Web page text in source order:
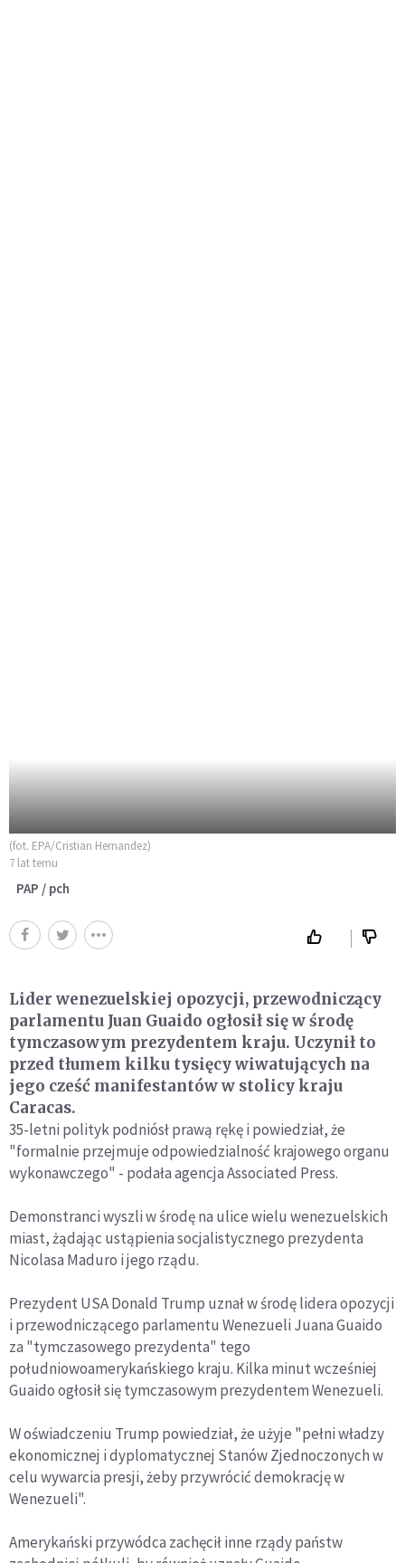
(fot. EPA/Cristian Hernandez)
7 lat temu
PAP / pch
Lider wenezuelskiej opozycji, przewodniczący
parlamentu Juan Guaido ogłosił się w środę
tymczasowym prezydentem kraju. Uczynił to
przed tłumem kilku tysięcy wiwatujących na
jego cześć manifestantów w stolicy kraju
Caracas.
35-letni polityk podniósł prawą rękę i powiedział, że
"formalnie przejmuje odpowiedzialność krajowego organu
wykonawczego" - podała agencja Associated Press.
Demonstranci wyszli w środę na ulice wielu wenezuelskich
miast, żądając ustąpienia socjalistycznego prezydenta
Nicolasa Maduro i jego rządu.
Prezydent USA Donald Trump uznał w środę lidera opozycji
i przewodniczącego parlamentu Wenezueli Juana Guaido
za "tymczasowego prezydenta" tego
południowoamerykańskiego kraju. Kilka minut wcześniej
Guaido ogłosił się tymczasowym prezydentem Wenezueli.
W oświadczeniu Trump powiedział, że użyje "pełni władzy
ekonomicznej i dyplomatycznej Stanów Zjednoczonych w
celu wywarcia presji, żeby przywrócić demokrację w
Wenezueli".
Amerykański przywódca zachęcił inne rządy państw